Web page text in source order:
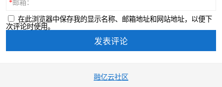
*邮箱：
在此浏览器中保存我的显示名称、邮箱地址和网站地址，以便下
次评论时使用。
融亿云社区